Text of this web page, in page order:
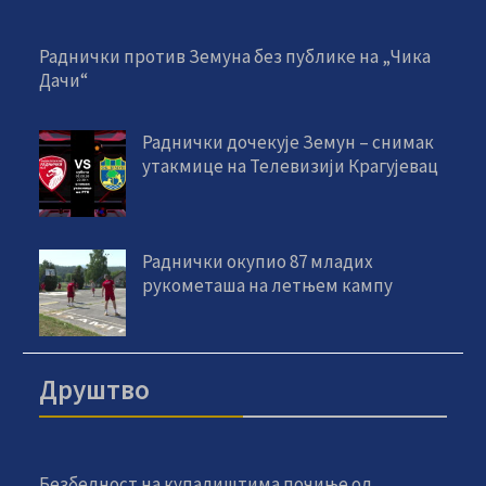
Раднички против Земуна без публике на „Чика
Дачи“
Раднички дочекује Земун – снимак
утакмице на Телевизији Крагујевац
Раднички окупио 87 младих
рукометаша на летњем кампу
Друштво